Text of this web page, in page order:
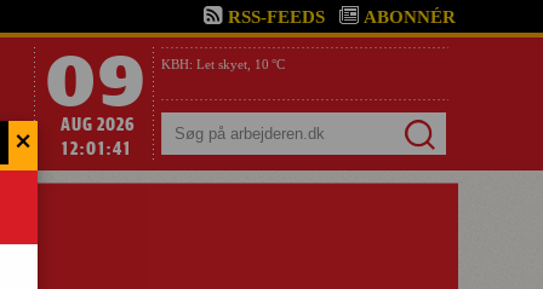
RSS-FEEDS ABONNÉR
09
AUG 2026
12:01:43
KBH: Let skyet, 10 °C
Søg
×